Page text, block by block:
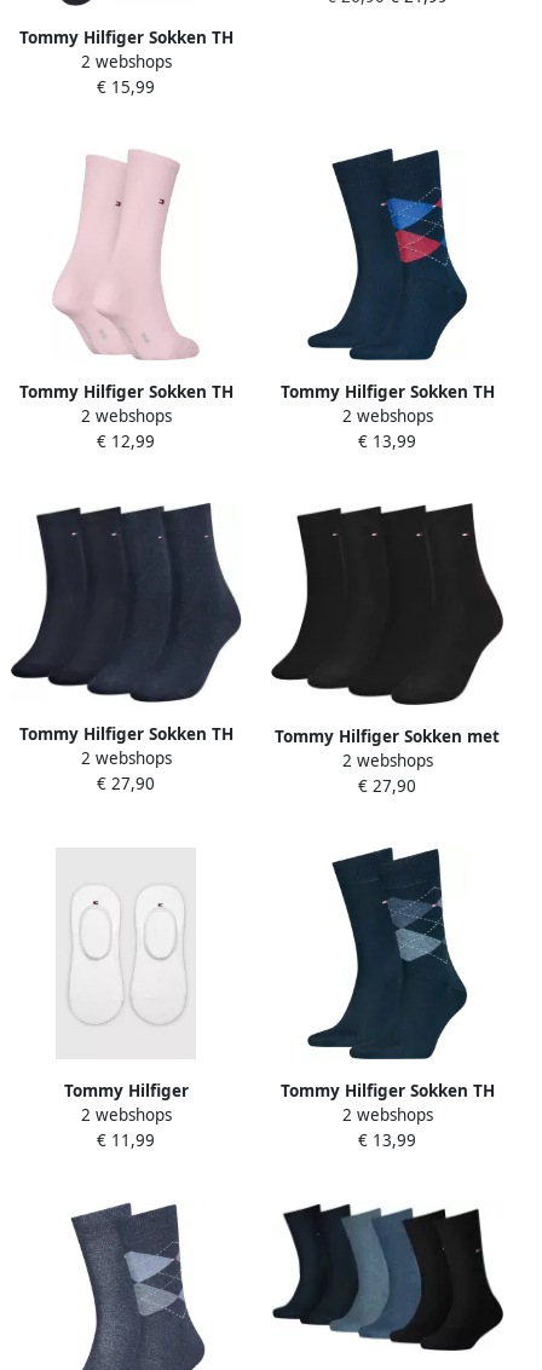
Tommy Hilfiger Sokken TH
KIDS SOCK 4P STARS &
STRIPES ECOM (4 paar)
2 webshops
€ 15,99
Tommy Hilfiger Sokken TH
WOMEN SOCK CASUAL 2P (2
paar 2 paar)
2 webshops
€ 12,99
Tommy Hilfiger Sokken TH
MEN SOCK CHECK 2P met
klassiek argyle-ontwerp (2
2 webshops
€ 13,99
Tommy Hilfiger Sokken TH
WOMEN 4P SOCK ECOM (4
paar Set van 4)
2 webshops
€ 27,90
Tommy Hilfiger Sokken met
labelstitching in een set
van 4 paar
2 webshops
€ 27,90
Tommy Hilfiger
Kousenvoetjes TH WOMEN
FOOTIE 2P met geborduurd
2 webshops
€ 11,99
Tommy Hilfiger Sokken TH
MEN SOCK CHECK 2P met
klassiek argyle-ontwerp (2
2 webshops
€ 13,99